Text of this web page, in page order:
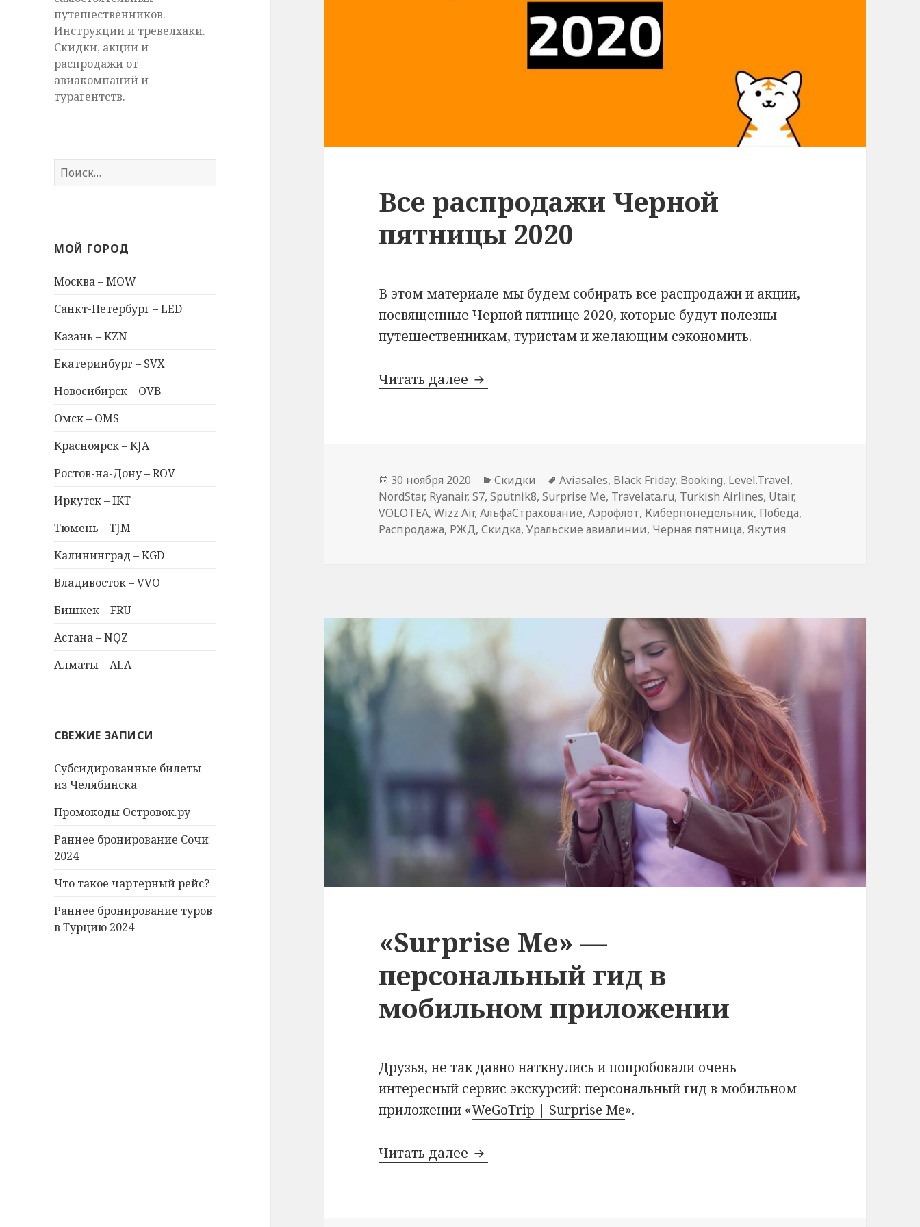
путешественников.
Инструкции и тревелхаки.
Скидки, акции и
распродажи от
авиакомпаний и
турагентств.
Найти:
МОЙ ГОРОД
Москва – MOW
Санкт-Петербург – LED
Казань – KZN
Екатеринбург – SVX
Новосибирск – OVB
Омск – OMS
Красноярск – KJA
Ростов-на-Дону – ROV
Иркутск – IKT
Тюмень – TJM
Калининград – KGD
Владивосток – VVO
Бишкек – FRU
Астана – NQZ
Алматы – ALA
СВЕЖИЕ ЗАПИСИ
Субсидированные билеты
из Челябинска
Промокоды Островок.ру
Раннее бронирование Сочи
2024
Что такое чартерный рейс?
Раннее бронирование туров
в Турцию 2024
Все распродажи Черной
пятницы 2020
В этом материале мы будем собирать все распродажи и акции,
посвященные Черной пятнице 2020, которые будут полезны
путешественникам, туристам и желающим сэкономить.
Читать далее Все распродажи Черной пятницы 2020
Опубликовано
30 ноября 2020 Рубрики
Скидки Метки
Aviasales, Black Friday, Booking, Level.Travel,
NordStar, Ryanair,S7,Sputnik8,Surprise Me, Travelata.ru, Turkish Airlines, Utair,
VOLOTEA,Wizz Air,АльфаСтрахование,Аэрофлот, Киберпонедельник, Победа,
Распродажа, РЖД,Скидка,Уральские авиалинии, Черная пятница,Якутия
«Surprise Me» —
персональный гид в
мобильном приложении
Друзья, не так давно наткнулись и попробовали очень
интересный сервис экскурсий: персональный гид в мобильном
приложении «WeGoTrip | Surprise Me».
Читать далее «Surprise Me» — персональный гид в мобильном приложении